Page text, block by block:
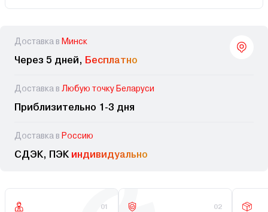
Доставка в Минск
Через 5 дней, Бесплатно
Доставка в Любую точку Беларуси
Приблизительно 1-3 дня
Доставка в Россию
СДЭК, ПЭК индивидуально
01 02